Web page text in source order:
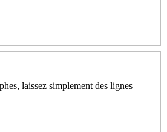
laissez simplement des lignes